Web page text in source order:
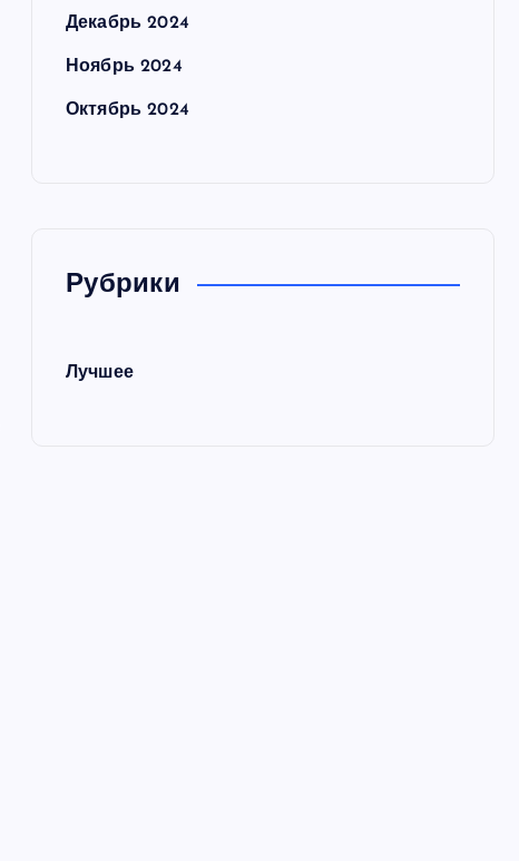
Декабрь 2024
Ноябрь 2024
Октябрь 2024
Рубрики
Лучшее